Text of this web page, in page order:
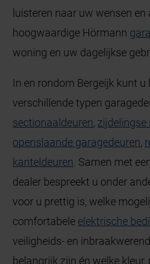
luisteren naar uw wensen en
hoogwaardige Hörmann
woning en uw dagelijkse
In en rondom Bergeijk kunt u
verschillende typen
sectionaaldeuren, zijdelingse
openslaande garagedeuren,
kanteldeuren . Samen met
dealer bespreekt u onder
voor u prettig is, welke
comfortabele elektrische
veiligheids- en
belangrijk zijn én welke